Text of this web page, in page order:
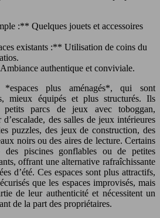
:** Quelques jouets et accessoires
existants :** Utilisation de coins du
authentique et conviviale.
plus aménagés*, qui sont
mieux équipés et plus structurés. Ils
petits parcs de jeux avec toboggan,
des salles de jeux intérieures
puzzles, des jeux de construction, des
noirs ou des aires de lecture. Certains
des piscines gonflables ou de petites
offrant une alternative rafraîchissante
d’été. Ces espaces sont plus attractifs,
que les espaces improvisés, mais
de leur authenticité et nécessitent un
de la part des propriétaires.